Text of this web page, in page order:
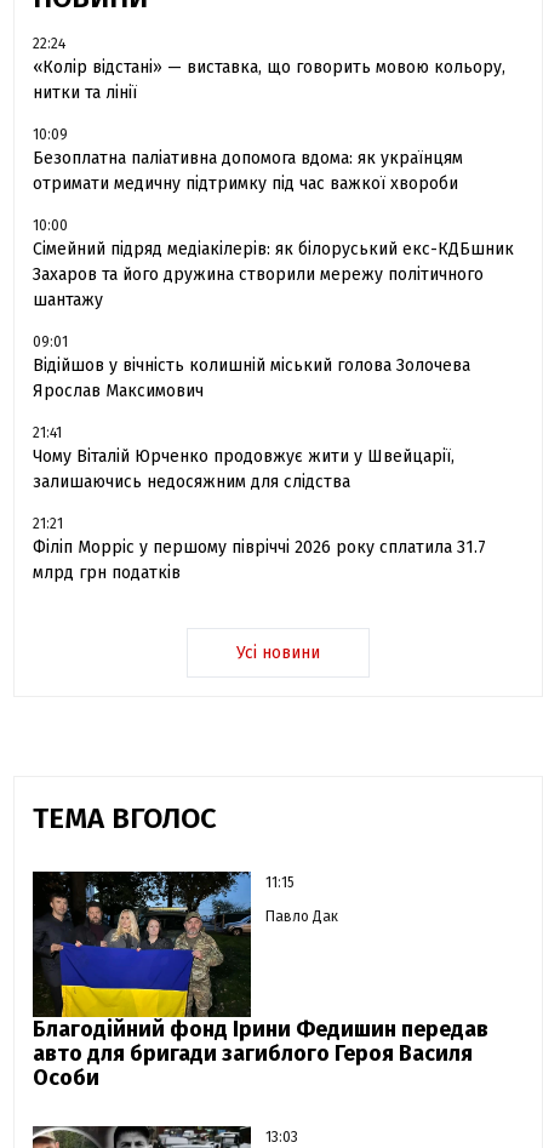
22:24
«Колір відстані» — виставка, що говорить мовою кольору,
нитки та лінії
10:09
Безоплатна паліативна допомога вдома: як українцям
отримати медичну підтримку під час важкої хвороби
10:00
Сімейний підряд медіакілерів: як білоруський екс-КДБшник
Захаров та його дружина створили мережу політичного
шантажу
09:01
Відійшов у вічність колишній міський голова Золочева
Ярослав Максимович
21:41
Чому Віталій Юрченко продовжує жити у Швейцарії,
залишаючись недосяжним для слідства
21:21
Філіп Морріс у першому півріччі 2026 року сплатила 31.7
млрд грн податків
Усі новини
ТЕМА ВГОЛОС
11:15
Павло Дак
Благодійний фонд Ірини Федишин передав
авто для бригади загиблого Героя Василя
Особи
13:03